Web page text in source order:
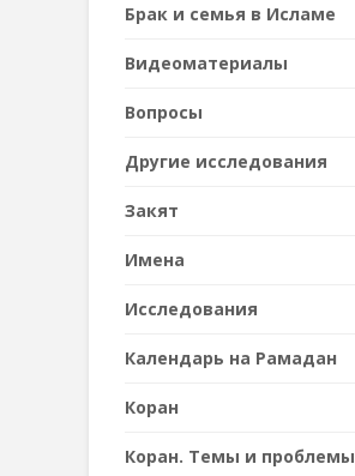
Брак и семья в Исламе
Видеоматериалы
Вопросы
Другие исследования
Закят
Имена
Исследования
Календарь на Рамадан
Коран
Коран. Темы и проблемы